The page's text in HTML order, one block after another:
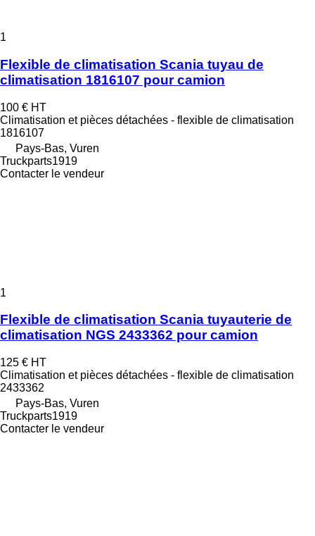
1
Flexible de climatisation Scania tuyau de
climatisation 1816107 pour camion
100 € HT
Climatisation et pièces détachées - flexible de climatisation
1816107
Pays-Bas, Vuren
Truckparts1919
Contacter le vendeur
1
Flexible de climatisation Scania tuyauterie de
climatisation NGS 2433362 pour camion
125 € HT
Climatisation et pièces détachées - flexible de climatisation
2433362
Pays-Bas, Vuren
Truckparts1919
Contacter le vendeur